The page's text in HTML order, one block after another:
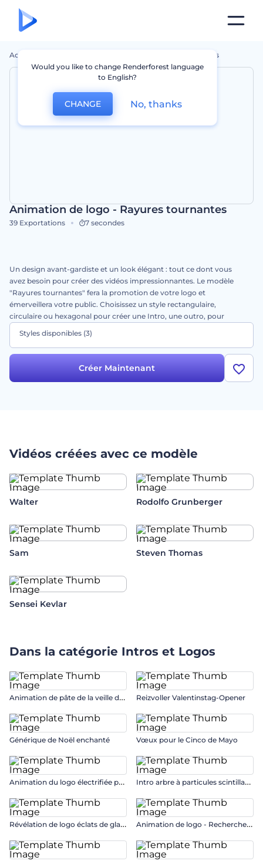
Accueil Animation De Logo - Rayures Tournantes
Animation de logo - Rayures tournantes
39 Exportations 7 secondes
Un design avant-gardiste et un look élégant : tout ce dont vous
avez besoin pour créer des vidéos impressionnantes. Le modèle
"Rayures tournantes" fera la promotion de votre logo et
émerveillera votre public. Choisissez un style rectangulaire,
circulaire ou hexagonal pour créer une Intro, une outro, pour
bien plus encore. Téléchargez votre logo, choisissez le style
unique en une minute!
Styles disponibles (3)
Créer Maintenant
Vidéos créées avec ce modèle
Walter Rodolfo Grunberger
Sam Steven Thomas
Sensei Kevlar
Dans la catégorie Intros et Logos
A
nimation de pâte de la veille de Noël Reizvoller Valentinstag-Opener
Générique de Noël enchanté Vœux pour le Cinco de Mayo
A
nimation du logo électrifiée pour les jeux vidéo I
ntro arbre à particules scintillantes
R
évélation de logo éclats de glace A
nimation de logo - Recherche sur le web
Would you like to change Renderforest language
to English?
CHANGE No, thanks